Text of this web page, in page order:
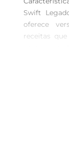
Swift
oferece
receitas
ou preparo